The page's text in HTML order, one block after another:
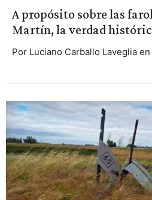
A propósito sobre las
Martín, la verdad
Por Luciano Carballo Laveglia